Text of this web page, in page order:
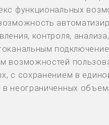
функциональных
контроля,
возможностей
с сохранением в
неограниченных